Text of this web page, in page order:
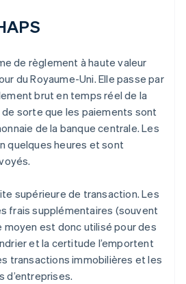
de règlement à haute valeur
du Royaume-Uni. Elle passe par
brut en temps réel de la
de sorte que les paiements sont
de la banque centrale. Les
quelques heures et sont
supérieure de transaction. Les
frais supplémentaires (souvent
est donc utilisé pour des
et la certitude l’emportent
transactions immobilières et les